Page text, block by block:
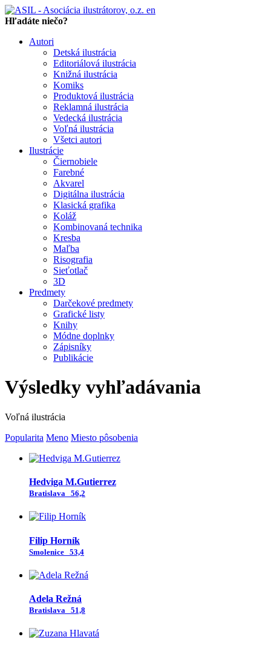
en
Hľadáte niečo?
Autori
Detská ilustrácia
Editoriálová ilustrácia
Knižná ilustrácia
Komiks
Produktová ilustrácia
Reklamná ilustrácia
Vedecká ilustrácia
Voľná ilustrácia
Všetci autori
Ilustrácie
Čiernobiele
Farebné
Akvarel
Digitálna ilustrácia
Klasická grafika
Koláž
Kombinovaná technika
Kresba
Maľba
Risografia
Sieťotlač
3D
Predmety
Darčekové predmety
Grafické listy
Knihy
Módne doplnky
Zápisníky
Publikácie
Výsledky vyhľadávania
Voľná ilustrácia
Popularita Meno Miesto pôsobenia
Hedviga M.Gutierrez
Bratislava 56,2
Filip Horník
Smolenice 53,4
Adela Režná
Bratislava 51,8